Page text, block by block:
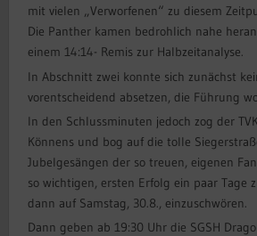
mit vielen „Verworfenen“ zu diesem
Die Panther kamen bedrohlich nahe
einem 14:14- Remis zur Halbzeitanalyse.
In Abschnitt zwei konnte sich zunächst
vorentscheidend absetzen, die Führung
In den Schlussminuten jedoch zog der
Könnens und bog auf die tolle
Jubelgesängen der so treuen, eigenen
so wichtigen, ersten Erfolg ein paar Tage
dann auf Samstag, 30.8., einzuschwören.
Dann geben ab 19:30 Uhr die SGSH